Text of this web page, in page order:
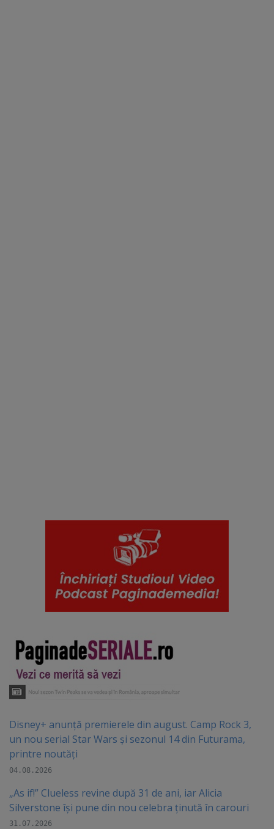
Disney+ anunță premierele din august. Camp Rock 3,
un nou serial Star Wars și sezonul 14 din Futurama,
printre noutăți
04.08.2026
„As if!” Clueless revine după 31 de ani, iar Alicia
Silverstone își pune din nou celebra ținută în carouri
31.07.2026